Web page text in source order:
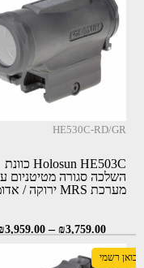
HE530C-RD/GR
Holosun HE503C כוונת
השלכה סגורה מטיטניום
מערכת MRS ירוקה / אדומה
₪3,759.00
–
3,959.00
יבואן רשמי